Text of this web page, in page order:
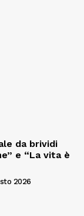
da brividi
e “La vita è
2026